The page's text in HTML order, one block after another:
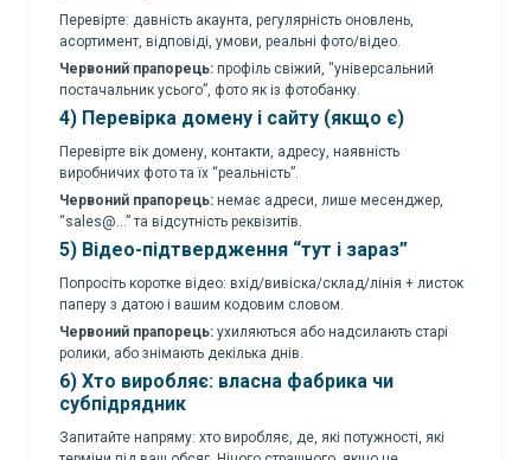
Перевірте: давність акаунта, регулярність оновлень,
асортимент, відповіді, умови, реальні фото/відео.
Червоний прапорець: профіль свіжий, “універсальний
постачальник усього”, фото як із фотобанку.
4) Перевірка домену і сайту (якщо є)
Перевірте вік домену, контакти, адресу, наявність
виробничих фото та їх “реальність”.
Червоний прапорець: немає адреси, лише месенджер,
“sales@…” та відсутність реквізитів.
5) Відео-підтвердження “тут і зараз”
Попросіть коротке відео: вхід/вивіска/склад/лінія + листок
паперу з датою і вашим кодовим словом.
Червоний прапорець: ухиляються або надсилають старі
ролики, або знімають декілька днів.
6) Хто виробляє: власна фабрика чи
субпідрядник
Запитайте напряму: хто виробляє, де, які потужності, які